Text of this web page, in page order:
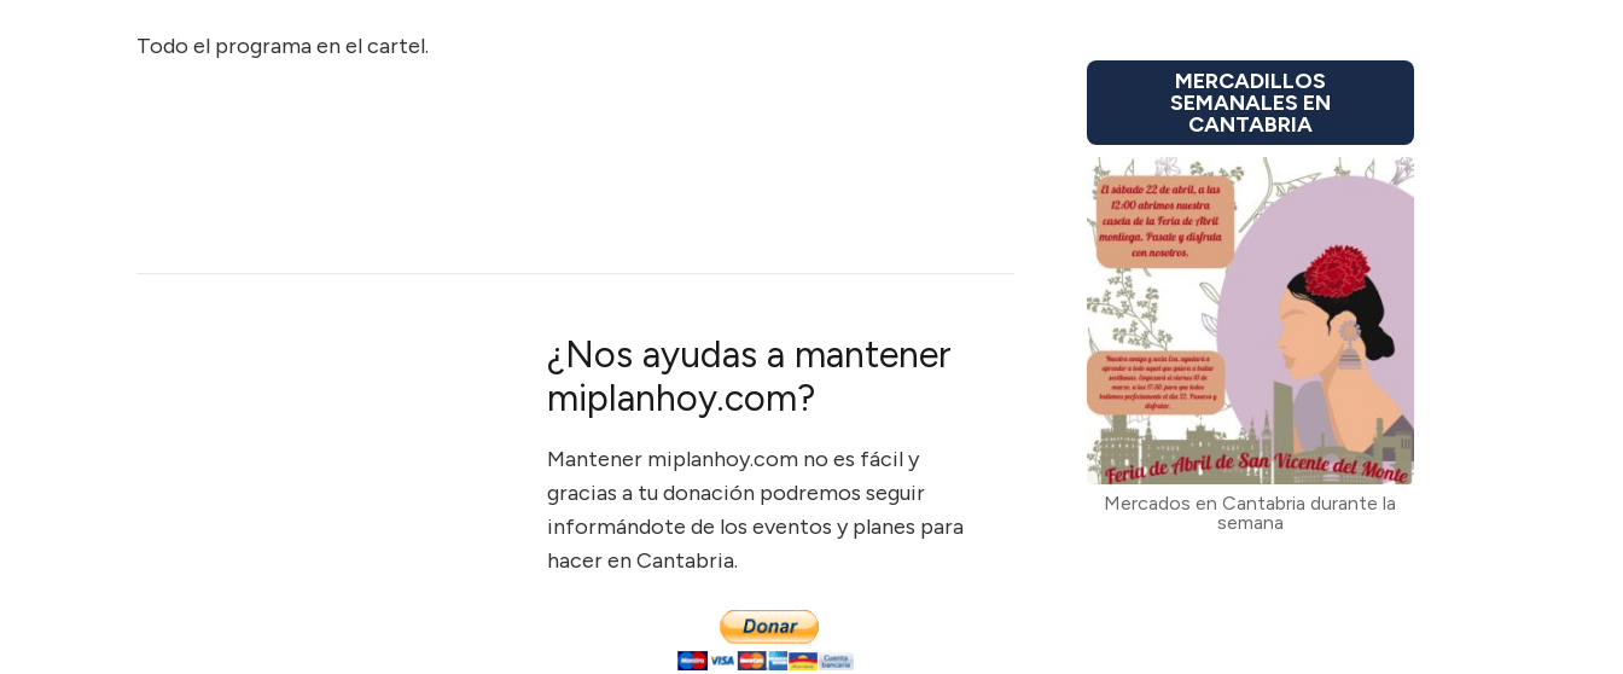
Todo el programa en el cartel.
¿Nos ayudas a mantener
miplanhoy.com?
Mantener miplanhoy.com no es fácil y
gracias a tu donación podremos seguir
informándote de los eventos y planes para
hacer en Cantabria.
MERCADILLOS
SEMANALES EN
CANTABRIA
Mercados en Cantabria durante la
semana